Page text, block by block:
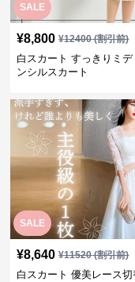
SALE
¥8,800 ¥12400(割引前)
白スカート すっきりミ
ンシルスカート
SALE
¥8,640 ¥11520(割引前)
白スカート 優美レース